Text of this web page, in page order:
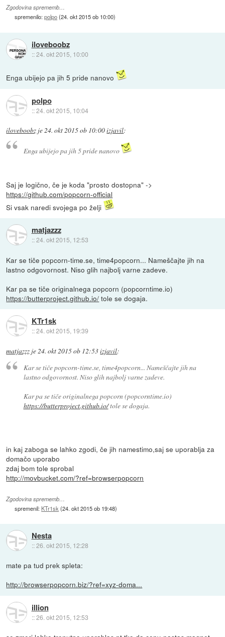
Zgodovina sprememb…
spremenilo:polpo(24. okt 2015 ob 10:00)
iloveboobz
::24. okt 2015, 10:00
Enga ubijejo pa jih 5 pride nanovo
polpo
::24. okt 2015, 10:04
iloveboobz je24. okt 2015 ob 10:00izjavil:
Enga ubijejo pa jih 5 pride nanovo
Saj je logično, če je koda "prosto dostopna" ->
https://github.com/popcorn-official
Si vsak naredi svojega po želji
matjazzz
::24. okt 2015, 12:53
Kar se tiče popcorn-time.se, time4popcorn... Nameščajte jih na
lastno odgovornost. Niso glih najbolj varne zadeve.
Kar pa se tiče originalnega popcorn (popcorntime.io)
https://butterproject.github.io/ tole se dogaja.
KTr1sk
::24. okt 2015, 19:39
matjazzz je24. okt 2015 ob 12:53izjavil:
Kar se tiče popcorn-time.se, time4popcorn... Nameščajte jih na
lastno odgovornost. Niso glih najbolj varne zadeve.
Kar pa se tiče originalnega popcorn (popcorntime.io)
https://butterproject.github.io/tole se dogaja.
in kaj zaboga se lahko zgodi, če jih namestimo,saj se uporablja za
domačo uporabo
zdaj bom tole sprobal
http://movbucket.com/?ref=browserpopcorn
Zgodovina sprememb…
spremenil: KTr1sk (24. okt 2015 ob 19:48)
Nesta
::26. okt 2015, 12:28
mate pa tud prek spleta:
http://browserpopcorn.biz/?ref=xyz-doma...
illion
::26. okt 2015, 12:53